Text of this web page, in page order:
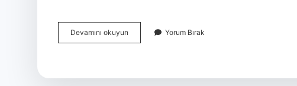
Devamını okuyun
Kendi
Yorum Bırak